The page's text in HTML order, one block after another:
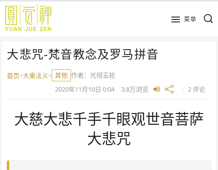
跳
主
菜单
大悲咒-梵音教念及罗马拼音
首页>大乘法义> 其他 作者：光彻五轮
2020年11月10日 0:04 3.8万浏览 2 评论
大慈大悲千手千眼观世音菩萨
大悲咒